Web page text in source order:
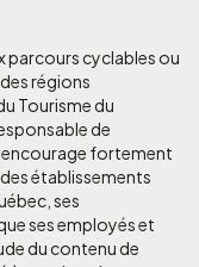
parcours cyclables ou
régions
Tourisme du
de
fortement
établissements
ses
ses employés et
du contenu de